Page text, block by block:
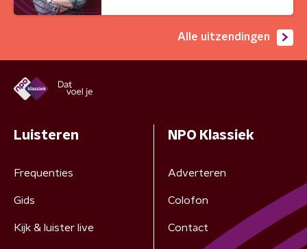
Alle uitzendingen
Luisteren
Frequenties
Gids
Kijk & luister live
NPO Klassiek
Adverteren
Colofon
Contact